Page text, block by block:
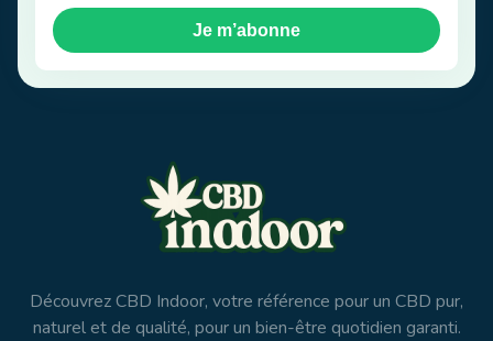
Je m’abonne
Découvrez CBD Indoor, votre référence pour un CBD pur,
naturel et de qualité, pour un bien-être quotidien garanti.